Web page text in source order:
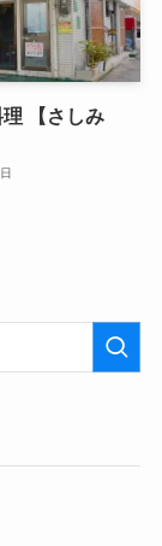
【さしみ